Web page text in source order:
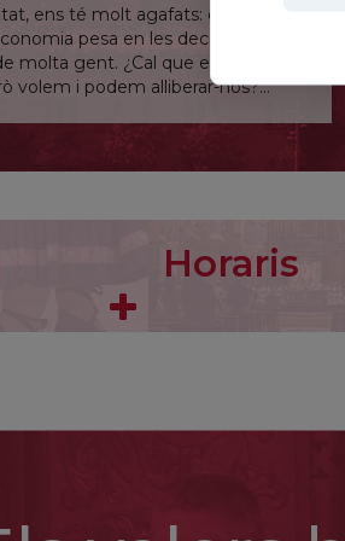
ens té molt agafats: els diners,
pesa en les decisions i la
molta gent. ¿Cal que ens
volem i podem alliberar-nos?
fins i tot d’allò que no en sóc
Horaris